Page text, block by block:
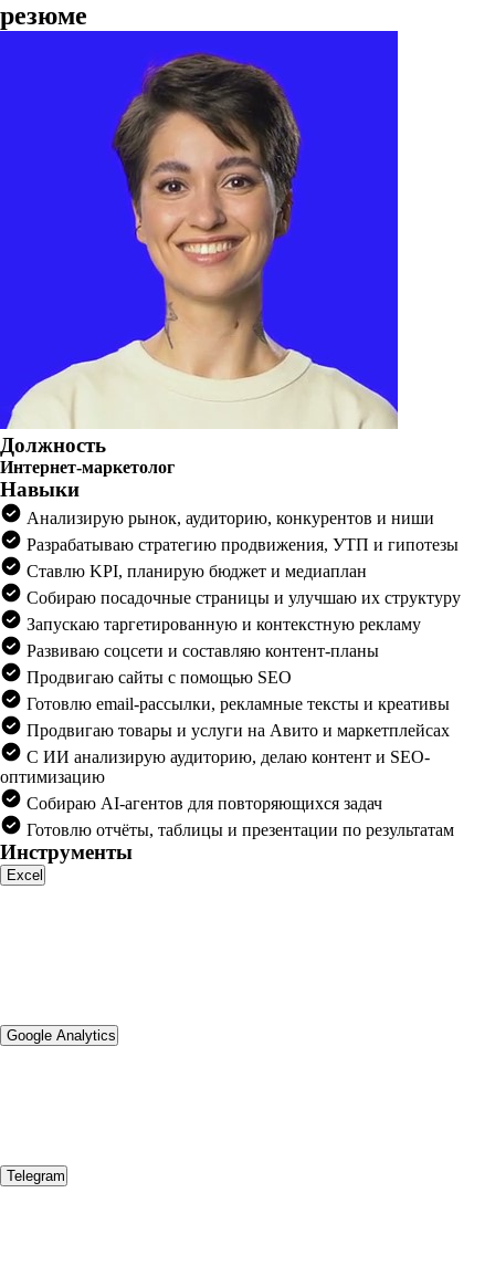
резюме
Должность
Интернет-маркетолог
Навыки
Анализирую рынок, аудиторию, конкурентов и ниши
Разрабатываю стратегию продвижения, УТП и гипотезы
Ставлю KPI, планирую бюджет и медиаплан
Собираю посадочные страницы и улучшаю их структуру
Запускаю таргетированную и контекстную рекламу
Развиваю соцсети и составляю контент-планы
Продвигаю сайты с помощью SEO
Готовлю email-рассылки, рекламные тексты и креативы
Продвигаю товары и услуги на Авито и маркетплейсах
С ИИ анализирую аудиторию, делаю контент и SEO-
оптимизацию
Собираю AI-агентов для повторяющихся задач
Готовлю отчёты, таблицы и презентации по результатам
Инструменты
Excel
Google Analytics
Telegram